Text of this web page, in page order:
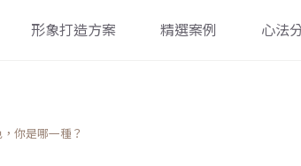
形象打造方案 精選案例 心法
你是哪一種？